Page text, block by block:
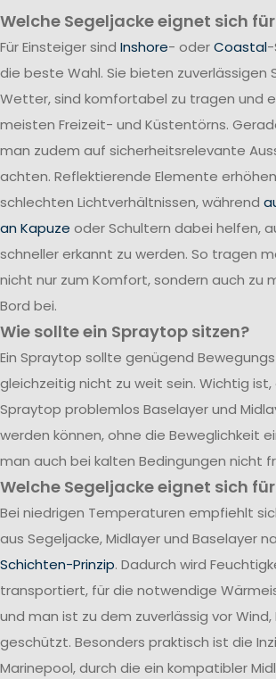
Welche Segeljacke eignet sich
Für Einsteiger sind Inshore- oderCoastal-
die beste Wahl. Sie bieten zuverlässigen
Wetter, sind komfortabel zu tragen und
meisten Freizeit- und Küstentörns.
man zudem auf sicherheitsrelevante
achten. Reflektierende Elemente
schlechten Lichtverhältnissen, während
an Kapuze oder Schultern dabei helfen,
schneller erkannt zu werden. So tragen
nicht nur zum Komfort, sondern auch zu
Bord bei.
Wie sollte ein Spraytop sitzen?
Ein Spraytop sollte genügend
gleichzeitig nicht zu weit sein. Wichtig
Spraytop problemlos Baselayer und
werden können, ohne die Beweglichkeit
man auch bei kalten Bedingungen nicht
Welche Segeljacke eignet sich
Bei niedrigen Temperaturen empfiehlt
aus Segeljacke, Midlayer und Baselayer
Schichten-Prinzip. Dadurch wird
transportiert, für die notwendige
und man ist zu dem zuverlässig vor
geschützt. Besonders praktisch ist die
Marinepool, durch die ein kompatibler